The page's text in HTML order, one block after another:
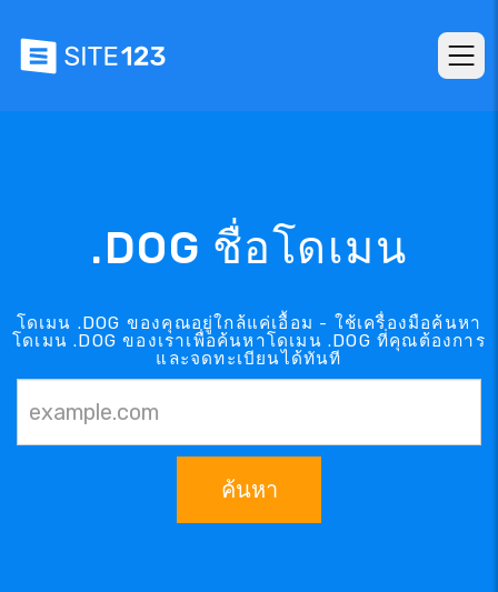
.DOG ชื่อโดเมน
โดเมน .DOG ของคุณอยู่ใกล้แค่เอื้อม - ใช้เครื่องมือค้นหา
โดเมน .DOG ของเราเพื่อค้นหาโดเมน .DOG ที่คุณต้องการ
และจดทะเบียนได้ทันที
ค้นหา